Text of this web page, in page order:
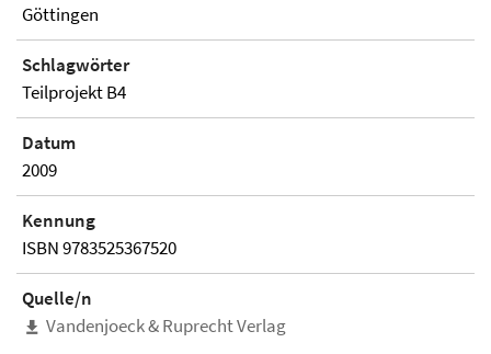
Göttingen
Schlagwörter
Teilprojekt B4
Datum
2009
Kennung
ISBN 9783525367520
Quelle/n
Vandenjoeck & Ruprecht Verlag